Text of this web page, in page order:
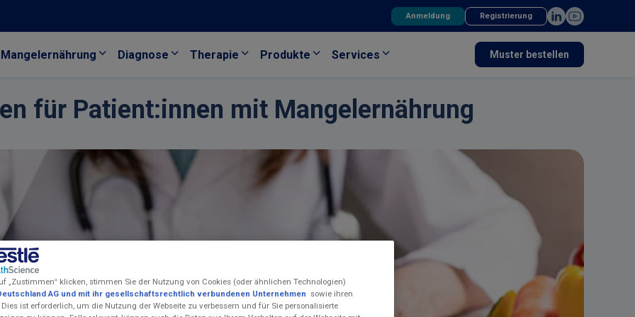
Anmeldung Registrierung
Mangelernährung Diagnose Therapie Produkte Services Muster bestellen
für Patient:innen mit Mangelernährung
„Zustimmen“ klicken, stimmen Sie der Nutzung von Cookies (oder ähnlichen Technologien)
AG und mit ihr gesellschaftsrechtlich verbundenen Unternehmen sowie ihren
Dies ist erforderlich, um die Nutzung der Webseite zu verbessern und für Sie personalisierte